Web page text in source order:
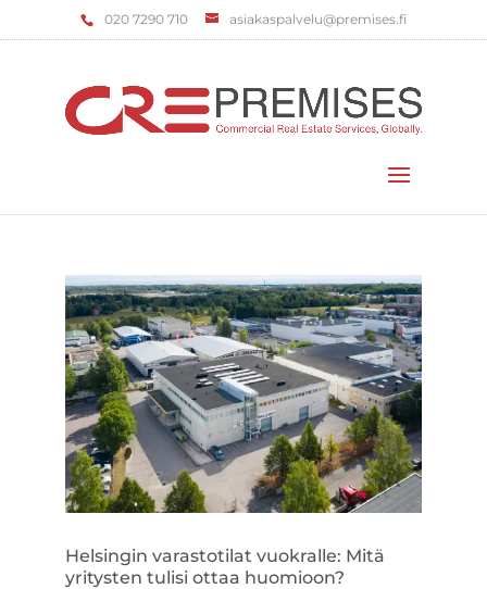
‌020 7290 710 asiakaspalvelu@premises.fi
Helsingin varastotilat vuokralle: Mitä
yritysten tulisi ottaa huomioon?